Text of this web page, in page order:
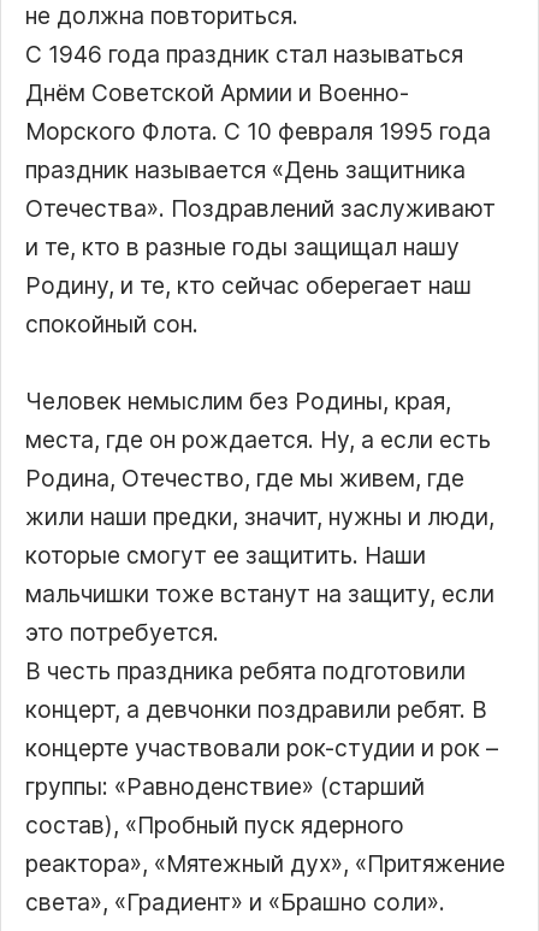
не должна повториться.
С 1946 года праздник стал называться
Днём Советской Армии и Военно-
Морского Флота. С 10 февраля 1995 года
праздник называется «День защитника
Отечества». Поздравлений заслуживают
и те, кто в разные годы защищал нашу
Родину, и те, кто сейчас оберегает наш
спокойный сон.
Человек немыслим без Родины, края,
места, где он рождается. Ну, а если есть
Родина, Отечество, где мы живем, где
жили наши предки, значит, нужны и люди,
которые смогут ее защитить. Наши
мальчишки тоже встанут на защиту, если
это потребуется.
В честь праздника ребята подготовили
концерт, а девчонки поздравили ребят. В
концерте участвовали рок-студии и рок –
группы: «Равноденствие» (старший
состав), «Пробный пуск ядерного
реактора», «Мятежный дух», «Притяжение
света», «Градиент» и «Брашно соли».